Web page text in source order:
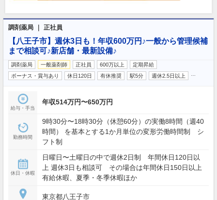
調剤薬局 ｜ 正社員
【八王子市】週休3日も！年収600万円♪一般から管理候補
まで相談可♪新店舗・最新設備♪
調剤薬局 一般薬剤師 正社員 600万以上
定期昇給
ボーナス・賞与あり
休日120日 有休推奨 駅5分 週休2.5日以上
給与・手当
年収514万円〜650万円
勤務時間
9時30分〜18時30分（休憩60分）の実働8時間（週40
時間） を基本とする1か月単位の変形労働時間制 シ
フト制
休日・休暇
日曜日〜土曜日の中で週休2日制 年間休日120日以
上 週休3日も相談可 その場合は年間休日150日以上
有給休暇、夏季・冬季休暇ほか
東京都八王子市